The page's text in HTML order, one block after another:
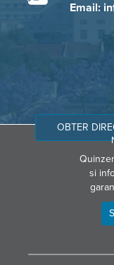
Email:
OBTER
si